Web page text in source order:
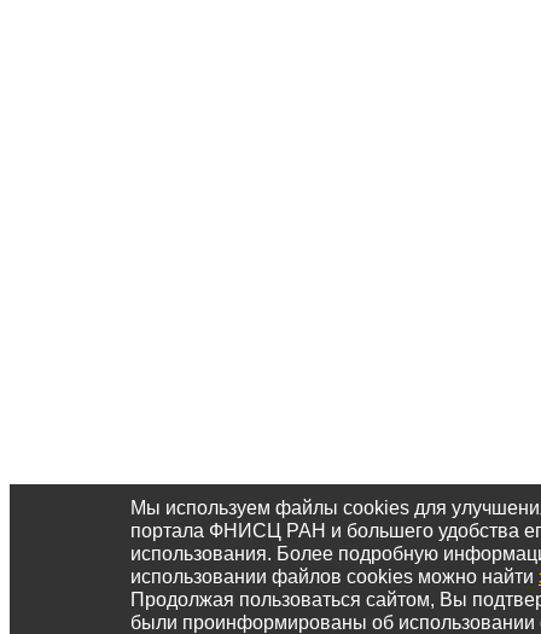
Мы используем файлы cookies для
портала ФНИСЦ РАН и большего удобства
использования. Более подробную
использовании файлов cookies можно найти
Продолжая пользоваться сайтом, Вы
были проинформированы об